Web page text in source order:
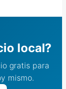
local?
gratis para
mismo.